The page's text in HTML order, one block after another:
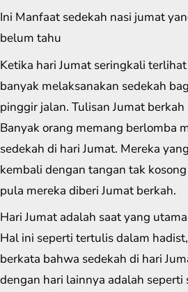
Ini Manfaat sedekah nasi jumat
belum tahu
Ketika hari Jumat seringkali
banyak melaksanakan sedekah
pinggir jalan. Tulisan Jumat
Banyak orang memang berlomba
sedekah di hari Jumat. Mereka
kembali dengan tangan tak
pula mereka diberi Jumat berkah.
Hari Jumat adalah saat yang
Hal ini seperti tertulis dalam
berkata bahwa sedekah di hari
dengan hari lainnya adalah seperti